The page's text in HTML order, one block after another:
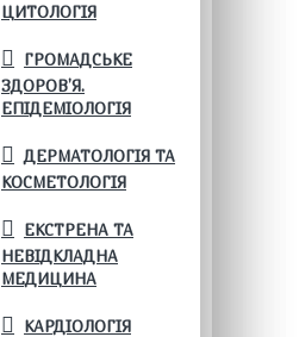
ЦИТОЛОГІЯ
ГРОМАДСЬКЕ
ЗДОРОВ’Я.
ЕПІДЕМІОЛОГІЯ
ДЕРМАТОЛОГІЯ ТА
КОСМЕТОЛОГІЯ
ЕКСТРЕНА ТА
НЕВІДКЛАДНА
МЕДИЦИНА
КАРДІОЛОГІЯ